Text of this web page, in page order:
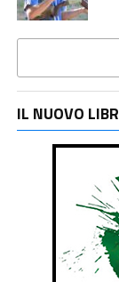
IL NUOVO